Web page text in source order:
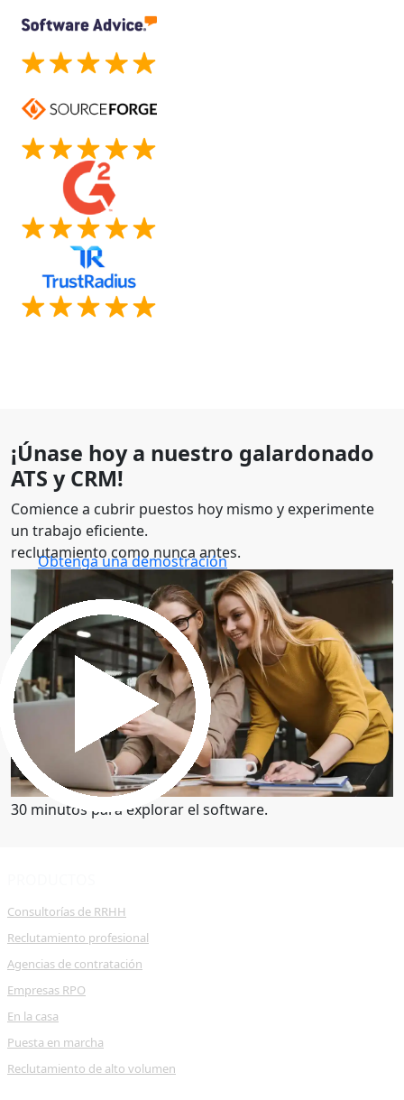
¡Únase hoy a nuestro galardonado
ATS y CRM!
Comience a cubrir puestos hoy mismo y experimente
un trabajo eficiente.
reclutamiento como nunca antes.
Obtenga una demostración
30 minutos para explorar el software.
Obtenga una demostración
30 minutos para explorar el software.
Consultorías de RRHH
Reclutamiento profesional
Agencias de contratación
Empresas RPO
En la casa
Puesta en marcha
Reclutamiento de alto volumen